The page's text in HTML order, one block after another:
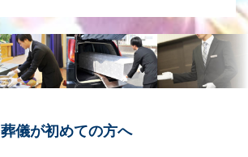
葬儀が初めての方へ